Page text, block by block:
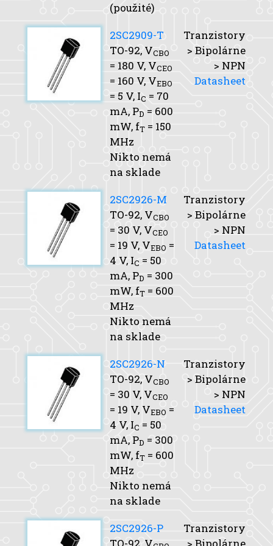
(použité)
2SC2909-T
TO-92, VCBO
= 180 V, VCEO
= 160 V, VEBO
= 5 V, IC = 70
mA, PD = 600
mW, fT = 150
MHz
Nikto nemá
na sklade
Tranzistory
> Bipolárne
> NPN
Datasheet
2SC2926-M
TO-92, VCBO
= 30 V, VCEO
= 19 V, VEBO =
4 V, IC = 50
mA, PD = 300
mW, fT = 600
MHz
Nikto nemá
na sklade
Tranzistory
> Bipolárne
> NPN
Datasheet
2SC2926-N
TO-92, VCBO
= 30 V, VCEO
= 19 V, VEBO =
4 V, IC = 50
mA, PD = 300
mW, fT = 600
MHz
Nikto nemá
na sklade
Tranzistory
> Bipolárne
> NPN
Datasheet
2SC2926-P
Tranzistory